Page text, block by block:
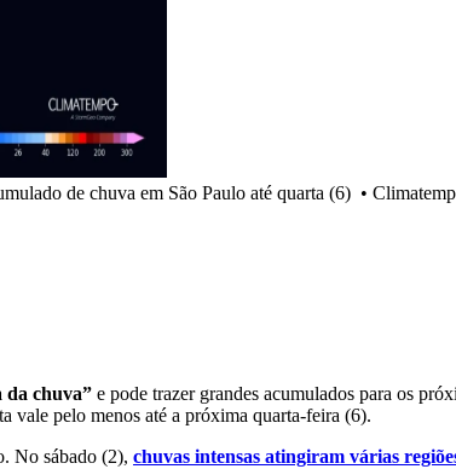
de chuva em São Paulo até quarta (6) •
da chuva” e pode trazer grandes acumulados para os
vale pelo menos até a próxima quarta-feira (6).
No sábado (2), chuvas intensas atingiram várias